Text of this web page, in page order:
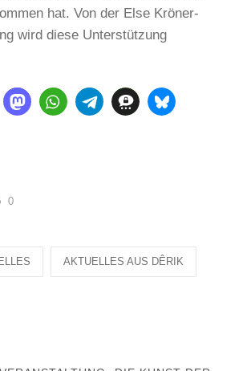
hat. Von der Else Kröner-
wird diese Unterstützung
0
AKTUELLES AUS DÊRIK